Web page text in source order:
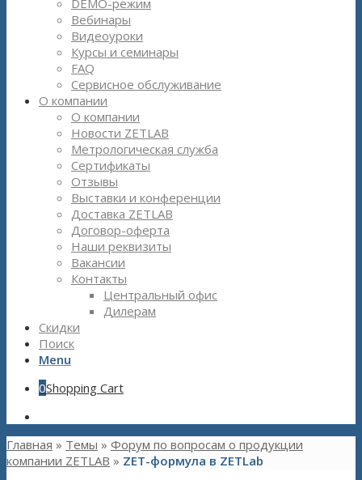
DEMO-режим
Вебинары
Видеоуроки
Курсы и семинары
FAQ
Сервисное обслуживание
О компании
О компании
Новости ZETLAB
Метрологическая служба
Сертификаты
Отзывы
Выставки и конференции
Доставка ZETLAB
Договор-оферта
Наши реквизиты
Вакансии
Контакты
Центральный офис
Дилерам
Скидки
Поиск
Menu
0Shopping Cart
Главная » Темы » Форум по вопросам о продукции
компании ZETLAB » ZET-формула в ZETLab